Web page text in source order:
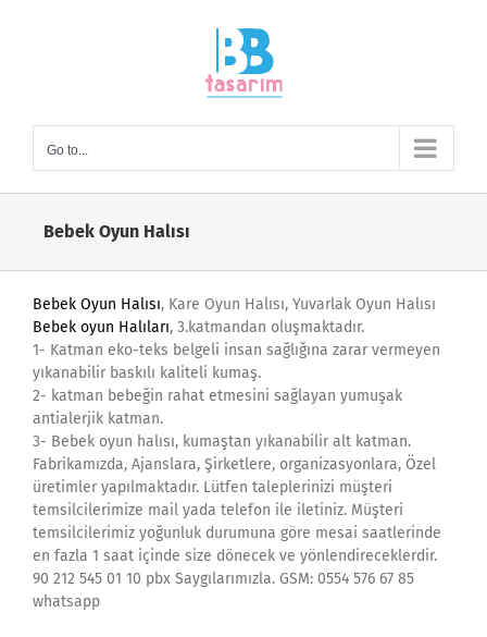
Go to...
Bebek Oyun Halısı
Bebek Oyun Halısı, Kare Oyun Halısı, Yuvarlak Oyun Halısı
Bebek oyun Halıları, 3.katmandan oluşmaktadır.
1- Katman eko-teks belgeli insan sağlığına zarar vermeyen
yıkanabilir baskılı kaliteli kumaş.
2- katman bebeğin rahat etmesini sağlayan yumuşak
antialerjik katman.
3- Bebek oyun halısı, kumaştan yıkanabilir alt katman.
Fabrikamızda, Ajanslara, Şirketlere, organizasyonlara, Özel
üretimler yapılmaktadır. Lütfen taleplerinizi müşteri
temsilcilerimize mail yada telefon ile iletiniz. Müşteri
temsilcilerimiz yoğunluk durumuna göre mesai saatlerinde
en fazla 1 saat içinde size dönecek ve yönlendireceklerdir.
90 212 545 01 10 pbx Saygılarımızla. GSM: 0554 576 67 85
whatsapp